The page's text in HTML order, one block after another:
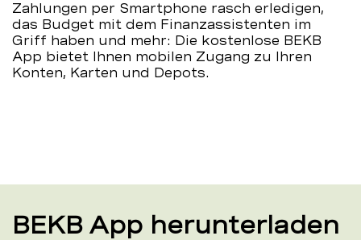
Zahlungen per Smartphone rasch erledigen,
das Budget mit dem Finanzassistenten im
Griff haben und mehr: Die kostenlose BEKB
App bietet Ihnen mobilen Zugang zu Ihren
Konten, Karten und Depots.
BEKB App herunterladen